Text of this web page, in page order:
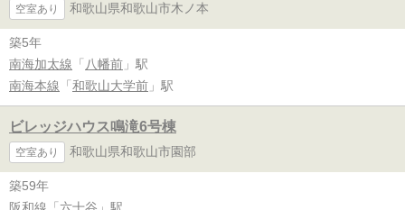
空室あり 和歌山県和歌山市木ノ本
築5年
南海加太線 「 八幡前 」駅
南海本線 「 和歌山大学前 」駅
ビレッジハウス鳴滝6号棟
空室あり 和歌山県和歌山市園部
築59年
阪和線 「 六十谷 」駅